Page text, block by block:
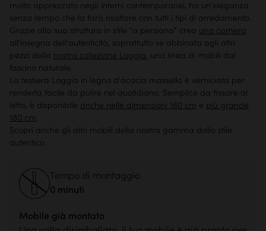
molto apprezzato negli interni contemporanei, ha un'eleganza
senza tempo che la farà risaltare con tutti i tipi di arredamento.
Grazie alla sua struttura in stile "a persiana" crea una camera
all'insegna dell'autenticità, soprattutto se abbinata agli altri
pezzi della nostra collezione Loggia, una linea di mobili dal
fascino naturale.
La testiera Loggia in legno d'acacia massello è verniciata per
renderla facile da pulire nel quotidiano. Semplice da fissare al
letto, è disponibile anche nelle dimensioni 160 cm e più grande
180 cm.
Scopri anche gli altri mobili della nostra gamma dallo stile
autentico.
Tempo di montaggio
0 minuti
Mobile già montato